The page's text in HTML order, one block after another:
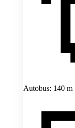
Autobus: 140 m